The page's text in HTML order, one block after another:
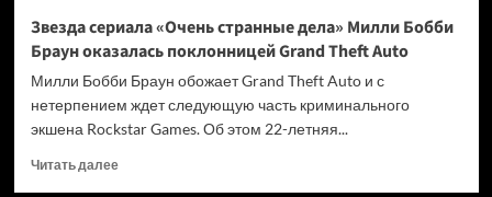
Звезда сериала «Очень странные дела» Милли Бобби
Браун оказалась поклонницей Grand Theft Auto
Милли Бобби Браун обожает Grand Theft Auto и с
нетерпением ждет следующую часть криминального
экшена Rockstar Games. Об этом 22-летняя...
Читать далееПрочитать